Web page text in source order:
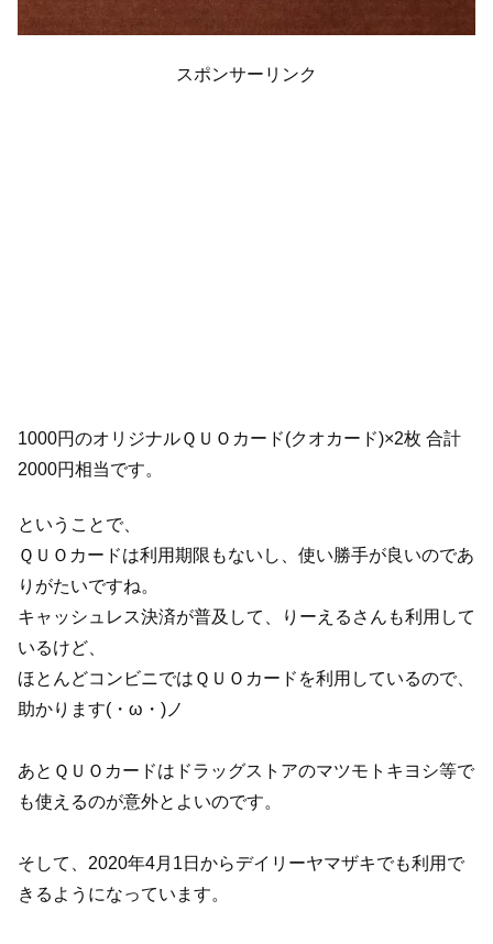
スポンサーリンク
1000円のオリジナルＱＵＯカード(クオカード)×2枚 合計
2000円相当です。
ということで、
ＱＵＯカードは利用期限もないし、使い勝手が良いのであ
りがたいですね。
キャッシュレス決済が普及して、りーえるさんも利用して
いるけど、
ほとんどコンビニではＱＵＯカードを利用しているので、
助かります(・ω・)ノ
あとＱＵＯカードはドラッグストアのマツモトキヨシ等で
も使えるのが意外とよいのです。
そして、2020年4月1日からデイリーヤマザキでも利用で
きるようになっています。